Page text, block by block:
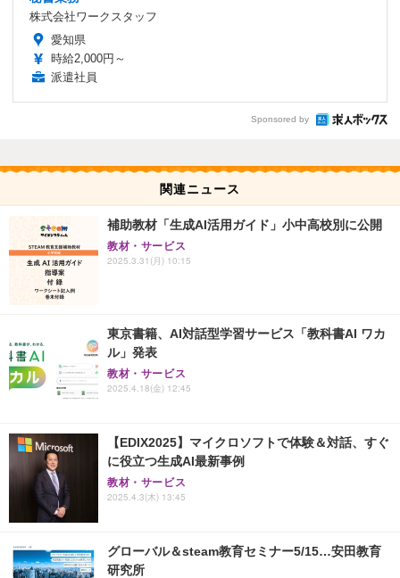
株式会社ワークスタッフ
愛知県
時給2,000円～
派遣社員
Sponsored by
関連ニュース
補助教材「生成AI活用ガイド」小中高校別に公開
教材・サービス
2025.3.31(月) 10:15
東京書籍、AI対話型学習サービス「教科書AI ワカ
ル」発表
教材・サービス
2025.4.18(金) 12:45
【EDIX2025】マイクロソフトで体験＆対話、すぐ
に役立つ生成AI最新事例
教材・サービス
2025.4.3(木) 13:45
グローバル＆steam教育セミナー5/15…安田教育
研究所